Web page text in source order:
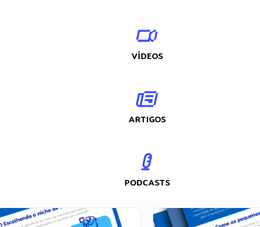
VÍDEOS
ARTIGOS
PODCASTS